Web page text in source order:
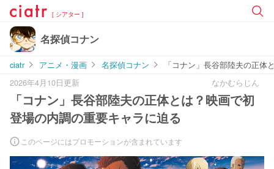
[ シアター ]
名探偵コナン
ciatr アニメ・漫画 名探偵コナン
「コナン」長谷部陸夫の正
2026年4月10日更新
なかむらじん
「コナン」長谷部陸夫の正体とは？映画で初
登場の内調の重要キャラに迫る
このページにはプロモーションが含まれています